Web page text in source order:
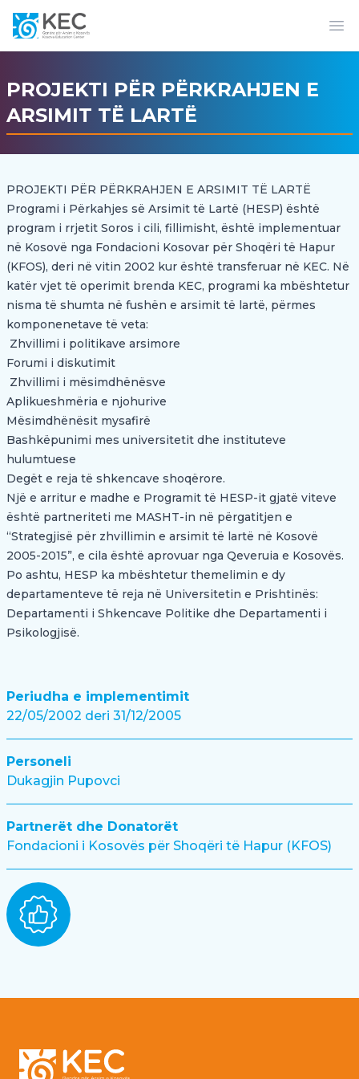
PROJEKTI PËR PËRKRAHJEN E
ARSIMIT TË LARTË
PROJEKTI PËR PËRKRAHJEN E ARSIMIT TË LARTË
Programi i Përkahjes së Arsimit të Lartë (HESP) është
program i rrjetit Soros i cili, fillimisht, është implementuar
në Kosovë nga Fondacioni Kosovar për Shoqëri të Hapur
(KFOS), deri në vitin 2002 kur është transferuar në KEC. Në
katër vjet të operimit brenda KEC, programi ka mbështetur
nisma të shumta në fushën e arsimit të lartë, përmes
komponenetave të veta:
Zhvillimi i politikave arsimore
Forumi i diskutimit
Zhvillimi i mësimdhënësve
Aplikueshmëria e njohurive
Mësimdhënësit mysafirë
Bashkëpunimi mes universitetit dhe instituteve
hulumtuese
Degët e reja të shkencave shoqërore.
Një e arritur e madhe e Programit të HESP-it gjatë viteve
është partneriteti me MASHT-in në përgatitjen e
“Strategjisë për zhvillimin e arsimit të lartë në Kosovë
2005-2015”, e cila është aprovuar nga Qeveruia e Kosovës.
Po ashtu, HESP ka mbështetur themelimin e dy
departamenteve të reja në Universitetin e Prishtinës:
Departamenti i Shkencave Politike dhe Departamenti i
Psikologjisë.
Periudha e implementimit
22/05/2002 deri 31/12/2005
Personeli
Dukagjin Pupovci
Partnerët dhe Donatorët
Fondacioni i Kosovës për Shoqëri të Hapur (KFOS)